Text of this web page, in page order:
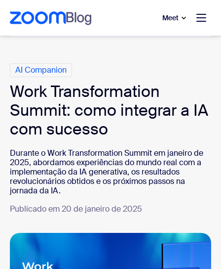
principal
chat de ajuda
Meet
AI Companion
Work Transformation
Summit: como integrar a IA
com sucesso
Durante o Work Transformation Summit em janeiro de
2025, abordamos experiências do mundo real com a
implementação da IA generativa, os resultados
revolucionários obtidos e os próximos passos na
jornada da IA.
Publicado em 20 de janeiro de 2025